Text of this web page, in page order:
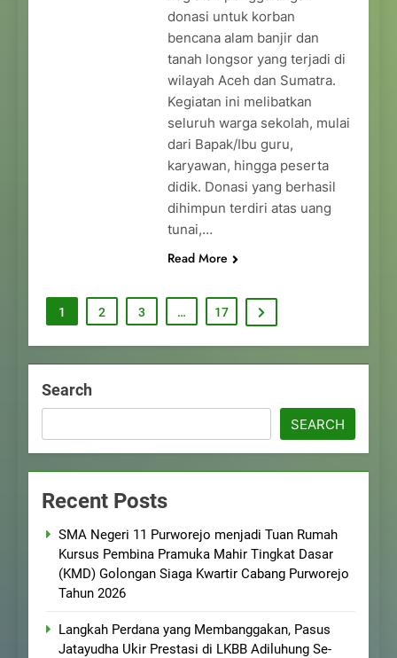
donasi untuk korban
bencana alam banjir dan
tanah longsor yang terjadi di
wilayah Aceh dan Sumatra.
Kegiatan ini melibatkan
seluruh warga sekolah, mulai
dari Bapak/Ibu guru,
karyawan, hingga peserta
didik. Donasi yang berhasil
dihimpun terdiri atas uang
tunai,…
Read More
1 2 3 … 17
Search
SEARCH
Recent Posts
SMA Negeri 11 Purworejo menjadi Tuan Rumah
Kursus Pembina Pramuka Mahir Tingkat Dasar
(KMD) Golongan Siaga Kwartir Cabang Purworejo
Tahun 2026
Langkah Perdana yang Membanggakan, Pasus
Jatayudha Ukir Prestasi di LKBB Adiluhung Se-